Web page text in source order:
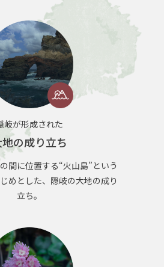
岐が形成された
の成り立ち
間に位置する“火山島”という
めとした、隠岐の大地の成り
立ち。